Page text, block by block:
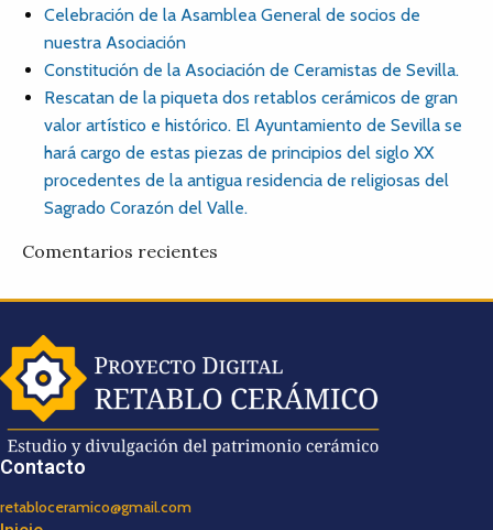
Celebración de la Asamblea General de socios de
nuestra Asociación
Constitución de la Asociación de Ceramistas de Sevilla.
Rescatan de la piqueta dos retablos cerámicos de gran
valor artístico e histórico. El Ayuntamiento de Sevilla se
hará cargo de estas piezas de principios del siglo XX
procedentes de la antigua residencia de religiosas del
Sagrado Corazón del Valle.
Comentarios recientes
Contacto
retabloceramico@gmail.com